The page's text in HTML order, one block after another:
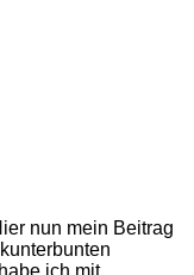
nun mein Beitrag
ich mit